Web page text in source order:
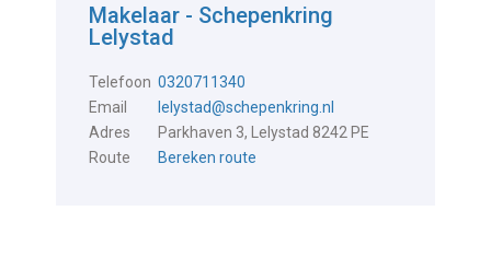
Makelaar - Schepenkring
Lelystad
Telefoon 0320711340
Email
lelystad@schepenkring.nl
Adres
Parkhaven 3, Lelystad 8242 PE
Route
Bereken route